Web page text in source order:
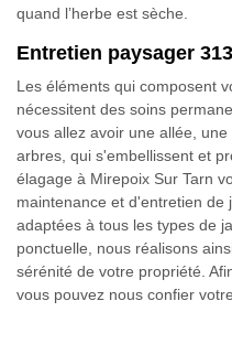
quand l’herbe est sèche.
Entretien paysager
Les éléments qui composent
nécessitent des soins
vous allez avoir une allée,
arbres, qui s'embellissent et
élagage à Mirepoix Sur Tarn
maintenance et d'entretien de
adaptées à tous les types de
ponctuelle, nous réalisons
sérénité de votre propriété.
vous pouvez nous confier